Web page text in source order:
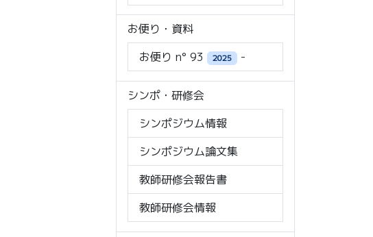
お便り・資料
お便り n° 93
2025 -
シンポ・研修会
シンポジウム情報
シンポジウム論文集
教師研修会報告書
教師研修会情報